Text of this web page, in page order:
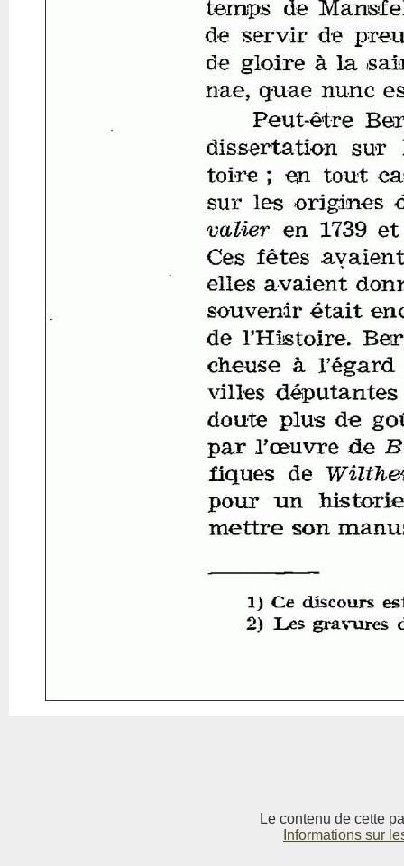
Le contenu de cette
Informations sur